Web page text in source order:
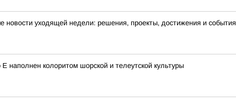
новости уходящей недели: решения, проекты, достижения и события
наполнен колоритом шорской и телеутской культуры